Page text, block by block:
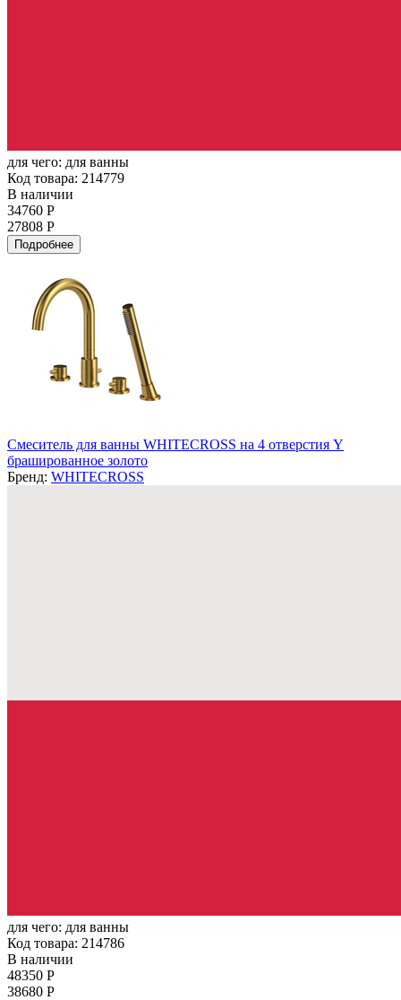
для чего: для ванны
Код товара: 214779
В наличии
34760 Р
27808 Р
Подробнее
Смеситель для ванны WHITECROSS на 4 отверстия Y
брашированное золото
Бренд: WHITECROSS
для чего: для ванны
Код товара: 214786
В наличии
48350 Р
38680 Р